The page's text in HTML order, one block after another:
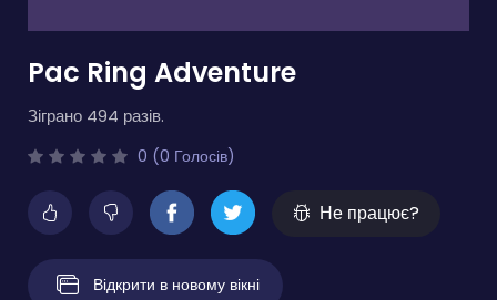
Pac Ring Adventure
Зіграно 494 разів.
0 (0 Голосів)
Не працює?
Відкрити в новому вікні